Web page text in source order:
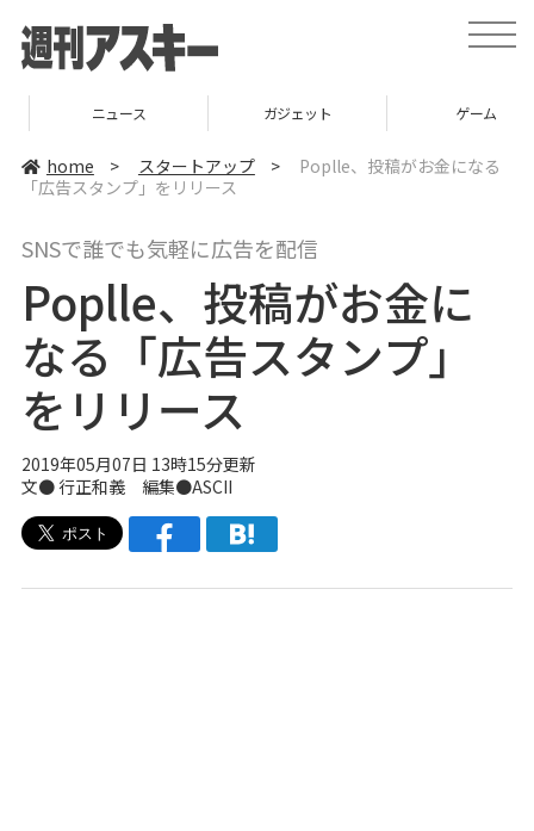
t
o
e
v
ニュース ガジェット ゲーム
home > スタートアップ >
Poplle、投稿がお金になる
「広告スタンプ」をリリース
SNSで誰でも気軽に広告を配信
Poplle、投稿がお金に
なる「広告スタンプ」
をリリース
2019年05月07日 13時15分更新
文● 行正和義 編集●ASCII